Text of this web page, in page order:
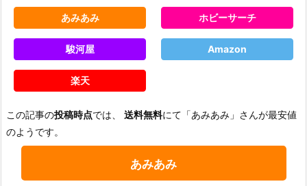
あみあみ ホビーサーチ
駿河屋 Amazon
楽天
この記事の投稿時点では、 送料無料にて「あみあみ」さんが最安値
のようです。
あみあみ